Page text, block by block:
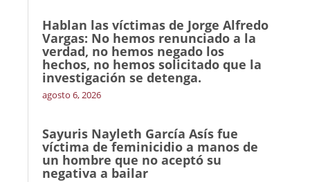
Hablan las víctimas de Jorge Alfredo
Vargas: No hemos renunciado a la
verdad, no hemos negado los
hechos, no hemos solicitado que la
investigación se detenga.
agosto 6, 2026
Sayuris Nayleth García Asís fue
víctima de feminicidio a manos de
un hombre que no aceptó su
negativa a bailar